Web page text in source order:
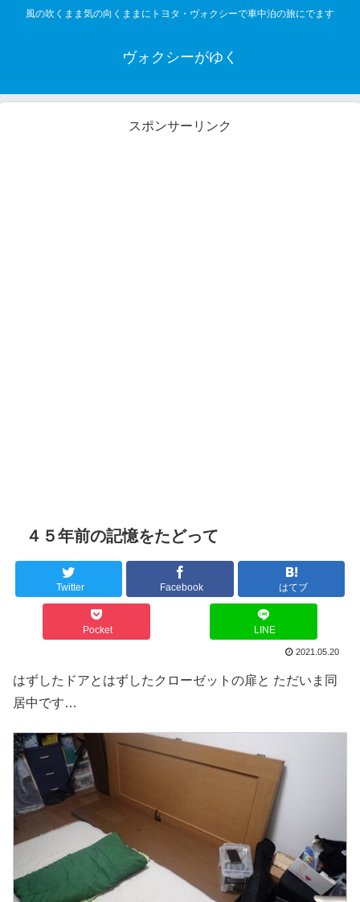
風の吹くまま気の向くままにトヨタ・ヴォクシーで車中泊の旅にでます
ヴォクシーがゆく
スポンサーリンク
４５年前の記憶をたどって
Twitter Facebook はてブ
Pocket LINE
2021.05.20
はずしたドアとはずしたクローゼットの扉と ただいま同
居中です…